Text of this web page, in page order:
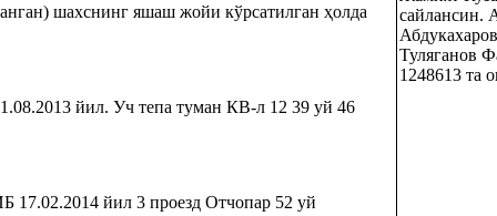
шахснинг яшаш жойи кўрсатилган ҳолда
йил. Уч тепа туман КВ-л 12 39 уй 46
йил 3 проезд Отчопар 52 уй
сайлансин.
Туляганов
1248613 та